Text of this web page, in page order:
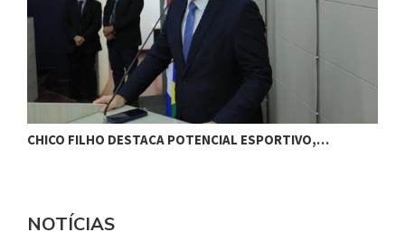
CHICO FILHO DESTACA POTENCIAL ESPORTIVO,…
NOTÍCIAS